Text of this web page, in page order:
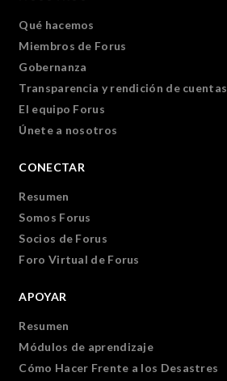
Qué hacemos
Miembros de Forus
Gobernanza
Transparencia y rendición de cuentas
El equipo Forus
Únete a nosotros
CONECTAR
Resumen
Somos Forus
Socios de Forus
Foro Virtual de Forus
APOYAR
Resumen
Módulos de aprendizaje
Cómo Hacer Frente a los Desastres